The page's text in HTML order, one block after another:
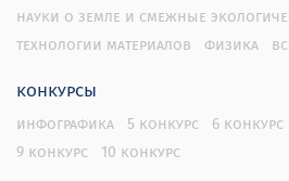
науки о земле и смежные
технологии материалов
физика
конкурсы
инфографика 5 конкурс 6 конкурс
9 конкурс
10 конкурс